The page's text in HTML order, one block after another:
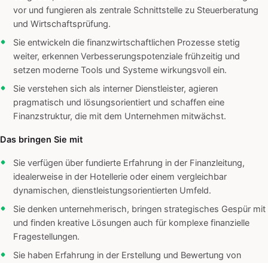
vor und fungieren als zentrale Schnittstelle zu Steuerberatung
und Wirtschaftsprüfung.
Sie entwickeln die finanzwirtschaftlichen Prozesse stetig
weiter, erkennen Verbesserungspotenziale frühzeitig und
setzen moderne Tools und Systeme wirkungsvoll ein.
Sie verstehen sich als interner Dienstleister, agieren
pragmatisch und lösungsorientiert und schaffen eine
Finanzstruktur, die mit dem Unternehmen mitwächst.
Das bringen Sie mit
Sie verfügen über fundierte Erfahrung in der Finanzleitung,
idealerweise in der Hotellerie oder einem vergleichbar
dynamischen, dienstleistungsorientierten Umfeld.
Sie denken unternehmerisch, bringen strategisches Gespür mit
und finden kreative Lösungen auch für komplexe finanzielle
Fragestellungen.
Sie haben Erfahrung in der Erstellung und Bewertung von